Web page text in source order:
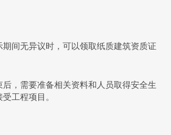
间无异议时，可以领取纸质建筑资质证
，需要准备相关资料和人员取得安全生
工程项目。